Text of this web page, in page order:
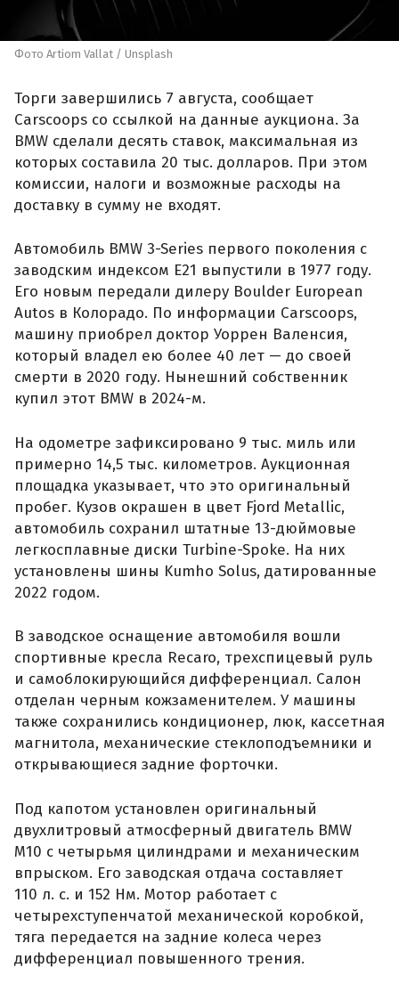
Фото Artiom Vallat / Unsplash
Торги завершились 7 августа, сообщает
Carscoops со ссылкой на данные аукциона. За
BMW сделали десять ставок, максимальная из
которых составила 20 тыс. долларов. При этом
комиссии, налоги и возможные расходы на
доставку в сумму не входят.
Автомобиль BMW 3-Series первого поколения с
заводским индексом E21 выпустили в 1977 году.
Его новым передали дилеру Boulder European
Autos в Колорадо. По информации Carscoops,
машину приобрел доктор Уоррен Валенсия,
который владел ею более 40 лет — до своей
смерти в 2020 году. Нынешний собственник
купил этот BMW в 2024-м.
На одометре зафиксировано 9 тыс. миль или
примерно 14,5 тыс. километров. Аукционная
площадка указывает, что это оригинальный
пробег. Кузов окрашен в цвет Fjord Metallic,
автомобиль сохранил штатные 13-дюймовые
легкосплавные диски Turbine-Spoke. На них
установлены шины Kumho Solus, датированные
2022 годом.
В заводское оснащение автомобиля вошли
спортивные кресла Recaro, трехспицевый руль
и самоблокирующийся дифференциал. Салон
отделан черным кожзаменителем. У машины
также сохранились кондиционер, люк, кассетная
магнитола, механические стеклоподъемники и
открывающиеся задние форточки.
Под капотом установлен оригинальный
двухлитровый атмосферный двигатель BMW
M10 с четырьмя цилиндрами и механическим
впрыском. Его заводская отдача составляет
110 л. с. и 152 Нм. Мотор работает с
четырехступенчатой механической коробкой,
тяга передается на задние колеса через
дифференциал повышенного трения.